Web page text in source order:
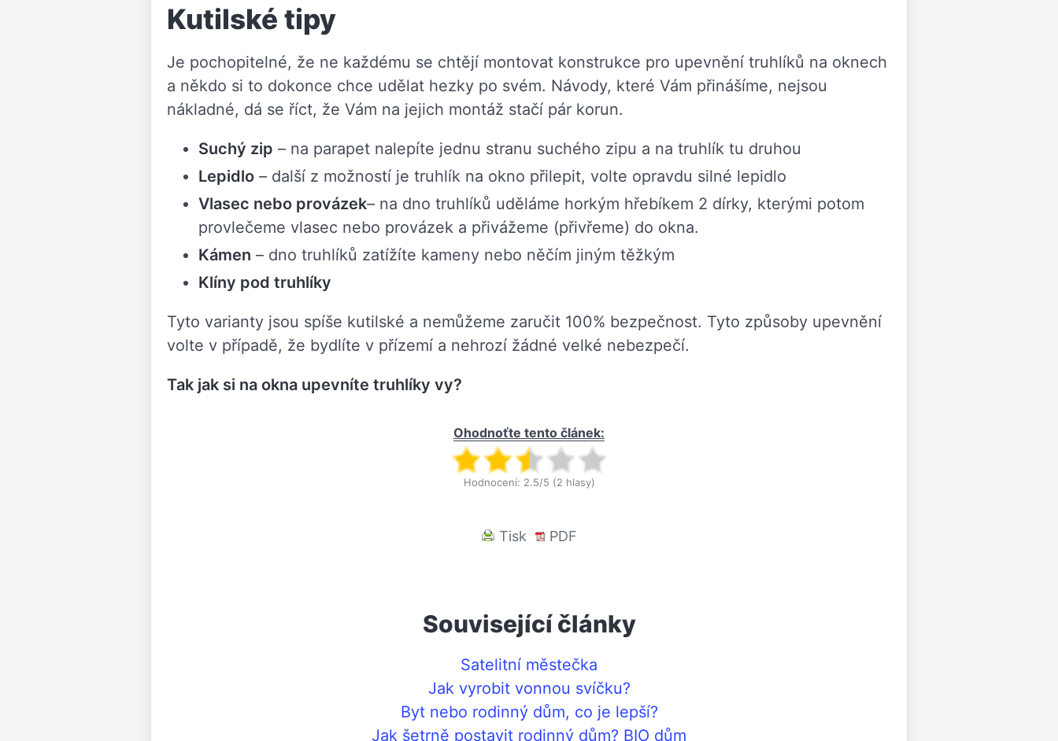
Kutilské tipy
Je pochopitelné, že ne každému se chtějí montovat konstrukce pro upevnění truhlíků na oknech
a někdo si to dokonce chce udělat hezky po svém. Návody, které Vám přinášíme, nejsou
nákladné, dá se říct, že Vám na jejich montáž stačí pár korun.
Suchý zip – na parapet nalepíte jednu stranu suchého zipu a na truhlík tu druhou
Lepidlo – další z možností je truhlík na okno přilepit, volte opravdu silné lepidlo
Vlasec nebo provázek– na dno truhlíků uděláme horkým hřebíkem 2 dírky, kterými potom
provlečeme vlasec nebo provázek a přivážeme (přivřeme) do okna.
Kámen – dno truhlíků zatížíte kameny nebo něčím jiným těžkým
Klíny pod truhlíky
Tyto varianty jsou spíše kutilské a nemůžeme zaručit 100% bezpečnost. Tyto způsoby upevnění
volte v případě, že bydlíte v přízemí a nehrozí žádné velké nebezpečí.
Tak jak si na okna upevníte truhlíky vy?
Ohodnoťte tento článek:
Hodnocení: 2.5/5 (2 hlasy)
Tisk PDF
Související články
Satelitní městečka
Jak vyrobit vonnou svíčku?
Byt nebo rodinný dům, co je lepší?
Jak šetrně postavit rodinný dům? BIO dům